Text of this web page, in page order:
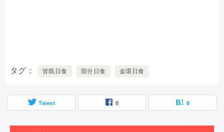
タグ 皆既日食 部分日食 金環日食
Tweet 0 0